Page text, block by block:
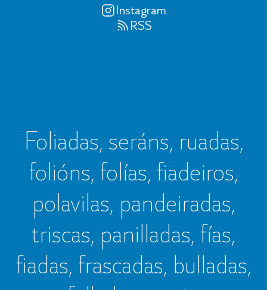
Instagram
RSS
Foliadas, seráns, ruadas,
folións, folías, fiadeiros,
polavilas, pandeiradas,
triscas, panilladas, fías,
fiadas, frascadas, bulladas,